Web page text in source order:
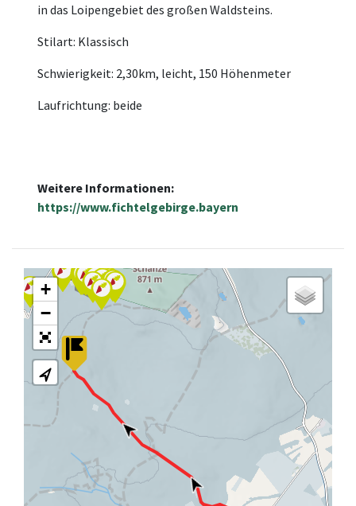
in das Loipengebiet des großen Waldsteins.
Stilart: Klassisch
Schwierigkeit: 2,30km, leicht, 150 Höhenmeter
Laufrichtung: beide
Weitere Informationen:
https://www.fichtelgebirge.bayern
12
+
−